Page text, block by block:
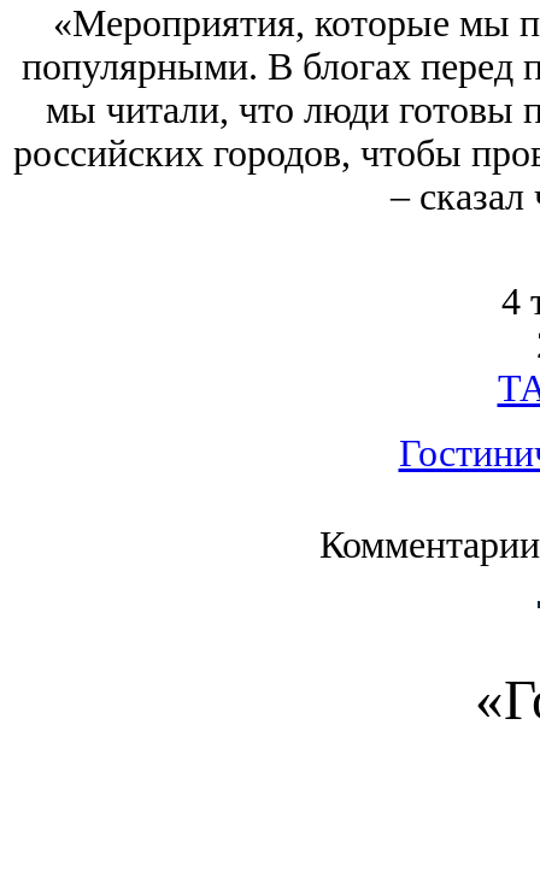
«Мероприятия, которые мы
популярными. В блогах перед
мы читали, что люди готовы
российских городов, чтобы
‒
4